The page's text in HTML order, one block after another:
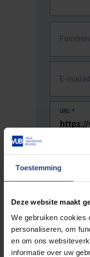
Toestemming
Deze website maakt
We gebruiken cookies
personaliseren, om
en om ons
informatie over uw
E-
URL *
De volledige